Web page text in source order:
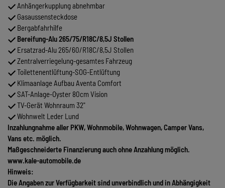
Anhängerkupplung abnehmbar
Gasaussensteckdose
Bergabfahrhilfe
Bereifung-Alu 265/75/R18C/8,5J Stollen
Ersatzrad-Alu 265/60/R18C/8,5J Stollen
Zentralverriegelung-gesamtes Fahrzeug
Toilettenentlüftung-SOG-Entlüftung
Klimaanlage Aufbau Aventa Comfort
SAT-Anlage-Oyster 80cm Vision
TV-Gerät Wohnraum 32"
Wohnwelt Leder Lund
Inzahlungnahme aller PKW, Wohnmobile, Wohnwagen, Camper Vans,
Vans etc. möglich.
Maßgeschneiderte Finanzierung auch ohne Anzahlung möglich.
www.kale-automobile.de
Hinweis:
Die Angaben zur Verfügbarkeit sind unverbindlich und in Abhängigkeit